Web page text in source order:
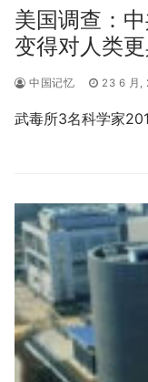
美国调查：
变得对人类
中国记忆 23 6 月,
武毒所3名科学家